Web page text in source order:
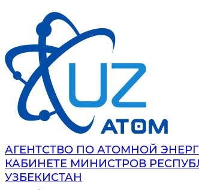
АГЕНТСТВО ПО АТОМНОЙ
КАБИНЕТЕ МИНИСТРОВ
УЗБЕКИСТАН